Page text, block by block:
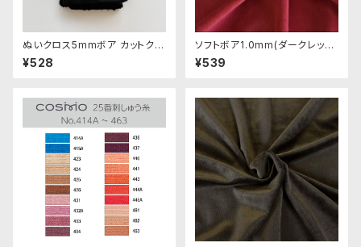
ぬいクロス5mmボア カットクロ
ス（ブラック）｜清原株式会社
¥528
ソフトボア1.0mm(ダークレッド)
SSB136 ぬいぐるみ用短毛ボア
生地 20cm
¥539